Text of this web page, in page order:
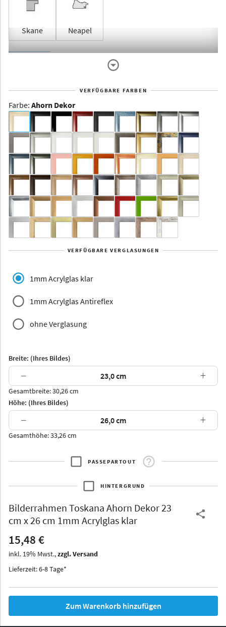
Skane Neapel
Dakota -
Rahmenloser
Aluminium
Yukon Alaska
Jersey Dauphine
Arran Luzern
Thurgau
Iowa
VERFÜGBARE FARBEN
Farbe: Ahorn Dekor
VERFÜGBARE VERGLASUNGEN
1mm Acrylglas klar
1mm Acrylglas Antireflex
ohne Verglasung
Breite: (Ihres Bildes)
− +
Gesamtbreite: 30,26 cm
Höhe: (Ihres Bildes)
− +
Gesamthöhe: 33,26 cm
PASSEPARTOUT
HINTERGRUND
Bilderrahmen Toskana Ahorn Dekor 23
cm x 26 cm 1mm Acrylglas klar
15,48 €
inkl. 19% Mwst.,zzgl. Versand
Lieferzeit: 6-8 Tage*
Zum Warenkorb hinzufügen